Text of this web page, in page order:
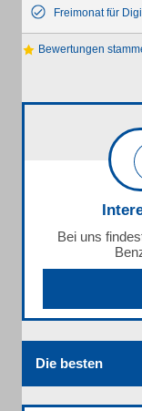
Freimonat für
Bewertungen
Bei uns
Die besten